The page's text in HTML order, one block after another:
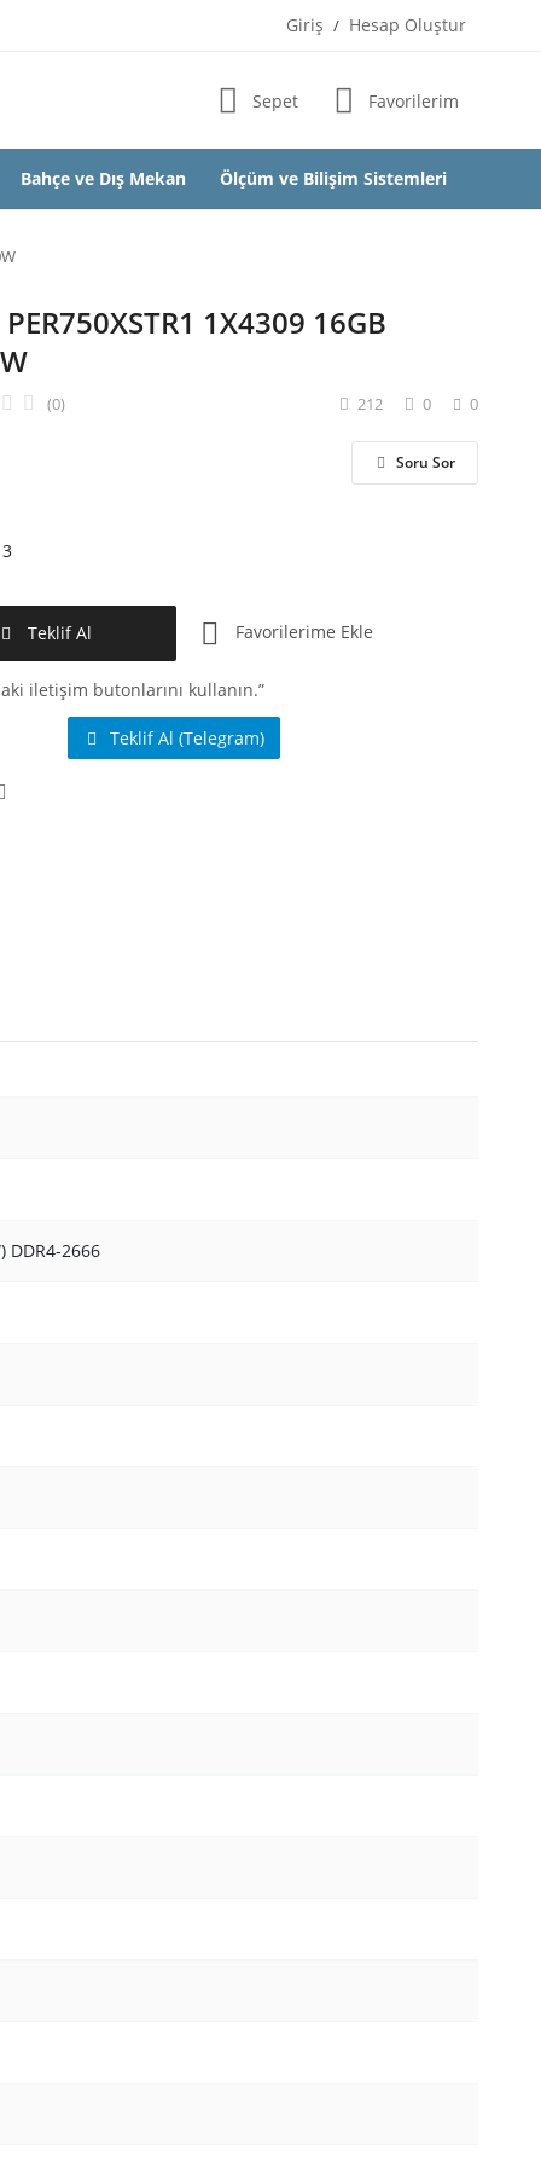
Giriş / Hesap Oluştur
Sepet Favorilerim
Bahçe ve Dış Mekan Ölçüm ve Bilişim Sistemleri
PER750XSTR1 1X4309 16GB
0
(0) 0
212
Soru Sor
Teklif Al Favorilerime Ekle
iletişim butonlarını kullanın.”
Teklif Al (Telegram)
DDR4-2666